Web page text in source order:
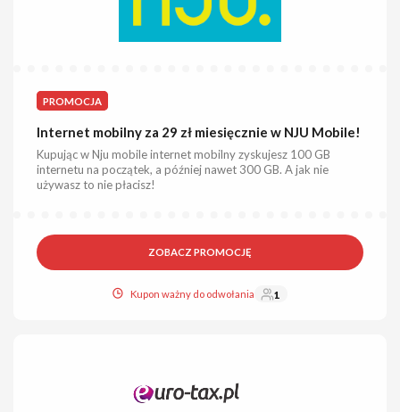
PROMOCJA
Internet mobilny za 29 zł miesięcznie w NJU Mobile!
Kupując w Nju mobile internet mobilny zyskujesz 100 GB
internetu na początek, a później nawet 300 GB. A jak nie
używasz to nie płacisz!
ZOBACZ PROMOCJĘ
Kupon ważny do odwołania 1